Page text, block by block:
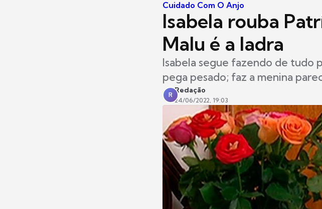
Cuidado Com O Anjo
Isabela rouba
Malu é a ladra
Isabela segue fazendo de tudo
pega pesado; faz a menina
R
Redação
24/06/2022, 19:03